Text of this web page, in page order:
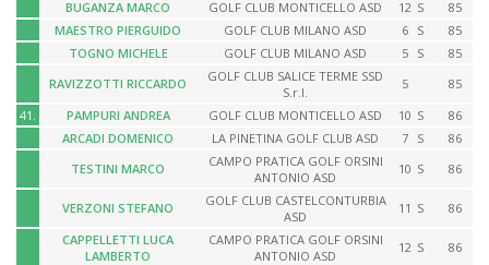
BUGANZA MARCO
GOLF CLUB MONTICELLO ASD 12 S
85
MAESTRO PIERGUIDO
GOLF CLUB MILANO ASD 6 S
85
TOGNO MICHELE
GOLF CLUB MILANO ASD 5 S
85
RAVIZZOTTI RICCARDO
GOLF CLUB SALICE TERME SSD
S.r.l.
5
85
41.
PAMPURI ANDREA GOLF CLUB MONTICELLO ASD 10 S
86
ARCADI DOMENICO
LA PINETINA GOLF CLUB ASD 7 S
86
TESTINI MARCO
CAMPO PRATICA GOLF ORSINI
ANTONIO ASD
10 S 86
VERZONI STEFANO
GOLF CLUB CASTELCONTURBIA
ASD
11 S
86
CAPPELLETTI LUCA
LAMBERTO
CAMPO PRATICA GOLF ORSINI
ANTONIO ASD
12 S 86